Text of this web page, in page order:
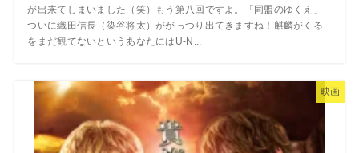
が出来てしまいました（笑）もう第八回ですよ。「同盟のゆくえ」
ついに織田信長（染谷将太）ががっつり出てきますね！麒麟がくる
をまだ観てないというあなたにはU-N...
映画